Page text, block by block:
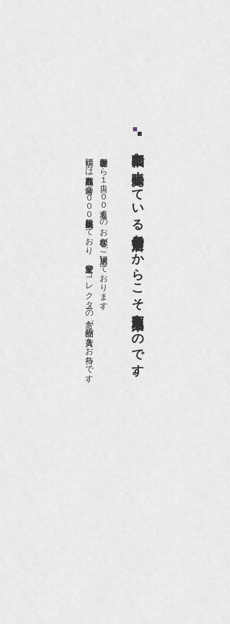
京都祇園で小売販売している
老舗骨董店だからこそ高価買取出来るのです。
世界各国から１日１００名近くのお客様がご来店頂いております。
店頭には買取商品を常時２０００点以上展示販売しており、
愛好家やコレクターの方が品物の入荷をお待ちです。